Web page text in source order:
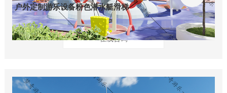
户外定制游乐设备粉色潜水艇滑梯
在线咨询